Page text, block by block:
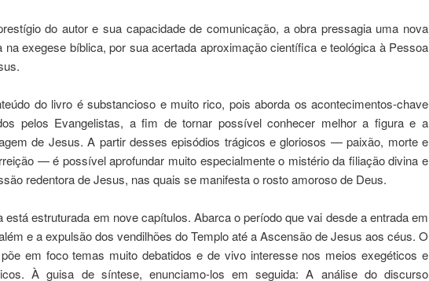
do autor e sua capacidade de comunicação, a obra pressagia uma nova
na exegese bíblica, por sua acertada aproximação científica e teológica à Pessoa
do livro é substancioso e muito rico, pois aborda os acontecimentos-chave
pelos Evangelistas, a fim de tornar possível conhecer melhor a figura e a
de Jesus. A partir desses episódios trágicos e gloriosos — paixão, morte e
— é possível aprofundar muito especialmente o mistério da filiação divina e
redentora de Jesus, nas quais se manifesta o rosto amoroso de Deus.
está estruturada em nove capítulos. Abarca o período que vai desde a entrada em
e a expulsão dos vendilhões do Templo até a Ascensão de Jesus aos céus. O
em foco temas muito debatidos e de vivo interesse nos meios exegéticos e
À guisa de síntese, enunciamo-los em seguida: A análise do discurso